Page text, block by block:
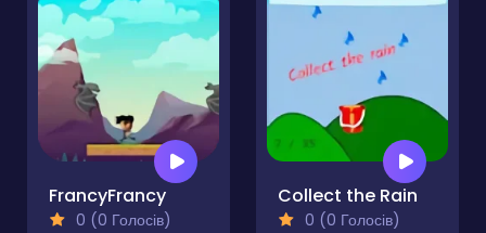
FrancyFrancy
0 (0 Голосів)
Collect the Rain
0 (0 Голосів)